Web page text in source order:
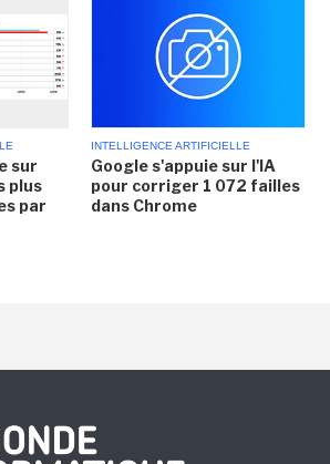
sur
plus
par
INTELLIGENCE ARTIFICIELLE
Google s'appuie sur l'IA
pour corriger 1 072 failles
dans Chrome